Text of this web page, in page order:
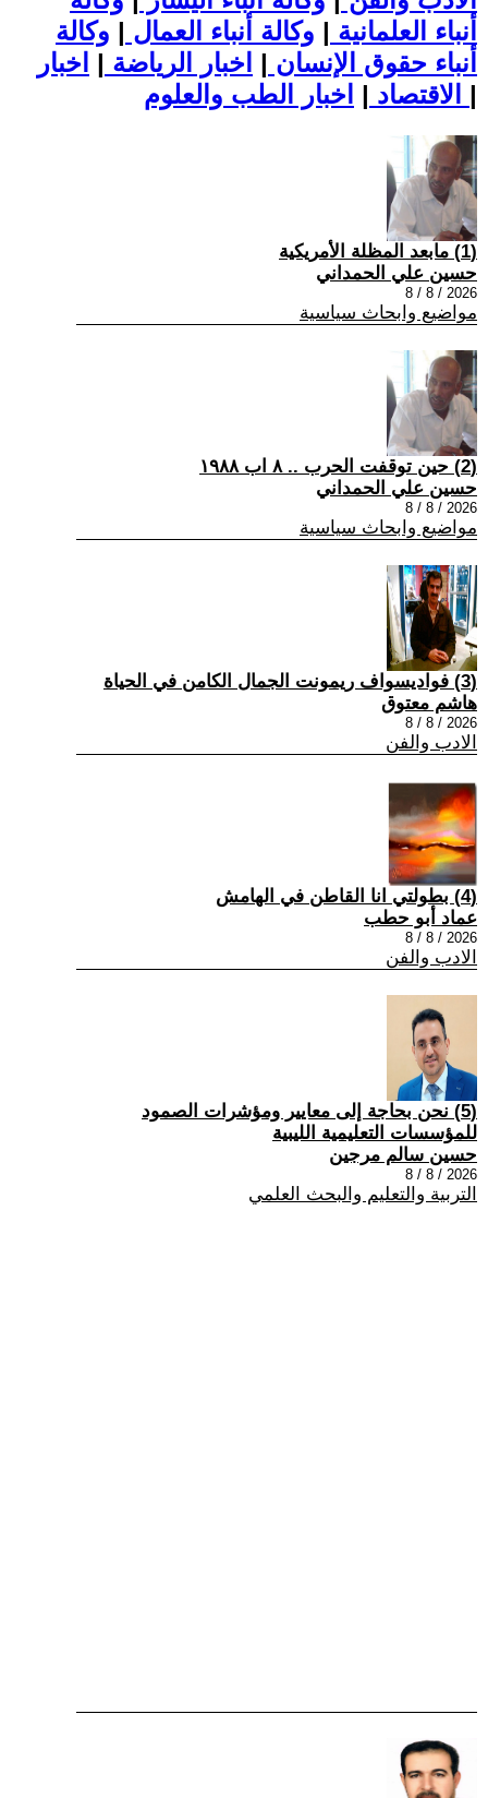
أنباء العلمانية | وكالة أنباء العمال | وكالة
أنباء حقوق الإنسان | اخبار الرياضة | اخبار
الاقتصاد | |
(1) مابعد المظلة الأمريكية
حسين علي الحمداني
2026 / 8 / 8
مواضيع وابحاث سياسية
(2) حين توقفت الحرب .. ٨ اب ١٩٨٨
حسين علي الحمداني
2026 / 8 / 8
مواضيع وابحاث سياسية
(3) فواديسواف ريمونت الجمال الكامن في الحياة
هاشم معتوق
2026 / 8 / 8
الادب والفن
(4) بطولتي انا القاطن في الهامش
عماد أبو حطب
2026 / 8 / 8
الادب والفن
(5) نحن بحاجة إلى معايير ومؤشرات الصمود
للمؤسسات التعليمية الليبية
حسين سالم مرجين
2026 / 8 / 8
التربية والتعليم والبحث العلمي